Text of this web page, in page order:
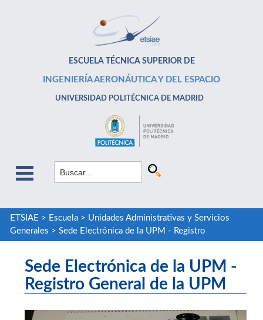
ESCUELA TÉCNICA SUPERIOR DE
INGENIERÍA AERONÁUTICA Y DEL ESPACIO
UNIVERSIDAD POLITÉCNICA DE MADRID
ETSIAE > Escuela> Unidades Administrativas y Servicios
Generales > Sede Electrónica de la UPM - Registro
Sede Electrónica de la UPM -
Registro General de la UPM